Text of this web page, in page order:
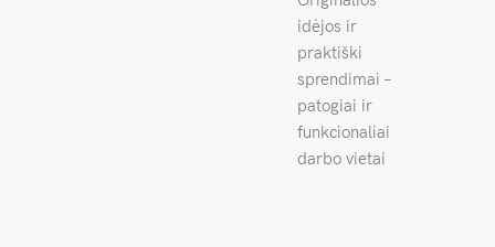
idėjos ir
praktiški
sprendimai –
patogiai ir
funkcionaliai
darbo vietai